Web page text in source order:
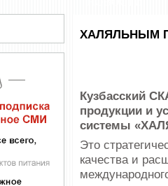
ХАЛЯЛЬНЫМ
Кузбасский
продукции и
системы
Это
качества и